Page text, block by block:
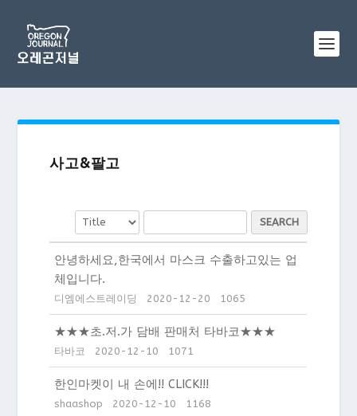
사고&팔고
SEARCH
안녕하세요,한국에서 마스크 수출하고있는 업
체입니다.
디엠에스트레이딩 2020-12-20 1065
★★★초.저.가 담배 판매처 타바코★★★
타바코 2020-12-10 1071
한인마켓이 내 손에!! CLICK!!!
shaashop 2020-12-10 1168